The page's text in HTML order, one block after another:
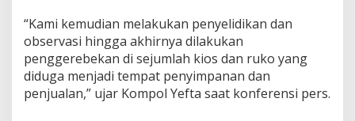
S
e
l
a
m
a
“Kami kemudian melakukan penyelidikan dan
observasi hingga akhirnya dilakukan
penggerebekan di sejumlah kios dan ruko yang
diduga menjadi tempat penyimpanan dan
penjualan,” ujar Kompol Yefta saat konferensi pers.